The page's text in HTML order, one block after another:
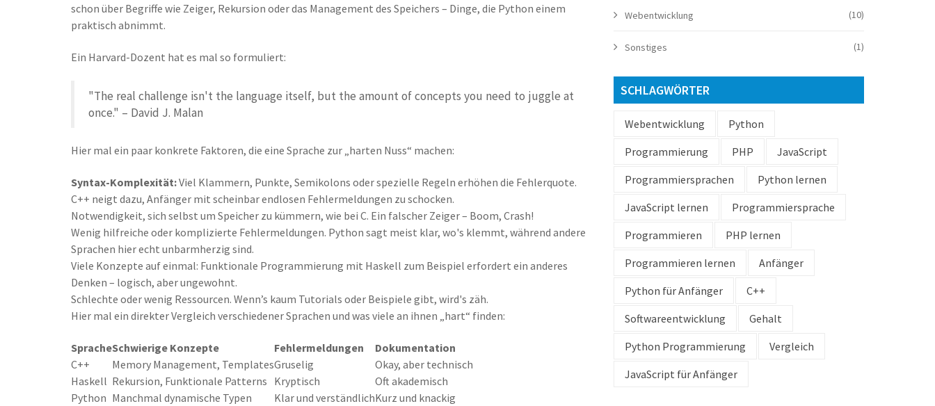
schon über Begriffe wie Zeiger, Rekursion oder das Management des Speichers – Dinge, die Python einem
praktisch abnimmt.
Ein Harvard-Dozent hat es mal so formuliert:
"The real challenge isn't the language itself, but the amount of concepts you need to juggle at
once." – David J. Malan
Hier mal ein paar konkrete Faktoren, die eine Sprache zur „harten Nuss“ machen:
Syntax-Komplexität:Viel Klammern, Punkte, Semikolons oder spezielle Regeln erhöhen die Fehlerquote.
C++ neigt dazu, Anfänger mit scheinbar endlosen Fehlermeldungen zu schocken.
Notwendigkeit, sich selbst um Speicher zu kümmern, wie bei C. Ein falscher Zeiger – Boom, Crash!
Wenig hilfreiche oder komplizierte Fehlermeldungen. Python sagt meist klar, wo's klemmt, während andere
Sprachen hier echt unbarmherzig sind.
Viele Konzepte auf einmal: Funktionale Programmierung mit Haskell zum Beispiel erfordert ein anderes
Denken – logisch, aber ungewohnt.
Schlechte oder wenig Ressourcen. Wenn’s kaum Tutorials oder Beispiele gibt, wird's zäh.
Hier mal ein direkter Vergleich verschiedener Sprachen und was viele an ihnen „hart“ finden:
SpracheSchwierige Konzepte Fehlermeldungen
Dokumentation
C++
Memory Management, TemplatesGruselig
Okay, aber technisch
Haskell Rekursion, Funktionale Patterns Kryptisch
Oft akademisch
Python Manchmal dynamische Typen Klar und verständlichKurz und knackig
Webentwicklung (10)
Sonstiges (1)
SCHLAGWÖRTER
Webentwicklung
Python
Programmierung
PHP
JavaScript
Programmiersprachen
Python lernen
JavaScript lernen
Programmiersprache
Programmieren
PHP lernen
Programmieren lernen
Anfänger
Python für Anfänger
C++
Softwareentwicklung
Gehalt
Python Programmierung
Vergleich
JavaScript für Anfänger